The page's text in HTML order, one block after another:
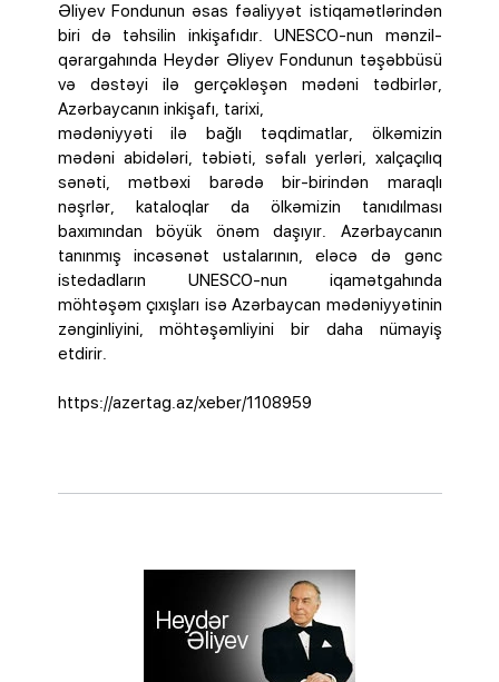
Əliyev Fondunun əsas fəaliyyət istiqamətlərindən
biri də təhsilin inkişafıdır. UNESCO-nun mənzil-
qərargahında Heydər Əliyev Fondunun təşəbbüsü
və dəstəyi ilə gerçəkləşən mədəni tədbirlər,
Azərbaycanın inkişafı, tarixi,
mədəniyyəti ilə bağlı təqdimatlar, ölkəmizin
mədəni abidələri, təbiəti, səfalı yerləri, xalçaçılıq
sənəti, mətbəxi barədə bir-birindən maraqlı
nəşrlər, kataloqlar da ölkəmizin tanıdılması
baxımından böyük önəm daşıyır. Azərbaycanın
tanınmış incəsənət ustalarının, eləcə də gənc
istedadların UNESCO-nun iqamətgahında
möhtəşəm çıxışları isə Azərbaycan mədəniyyətinin
zənginliyini, möhtəşəmliyini bir daha nümayiş
etdirir.
https://azertag.az/xeber/1108959